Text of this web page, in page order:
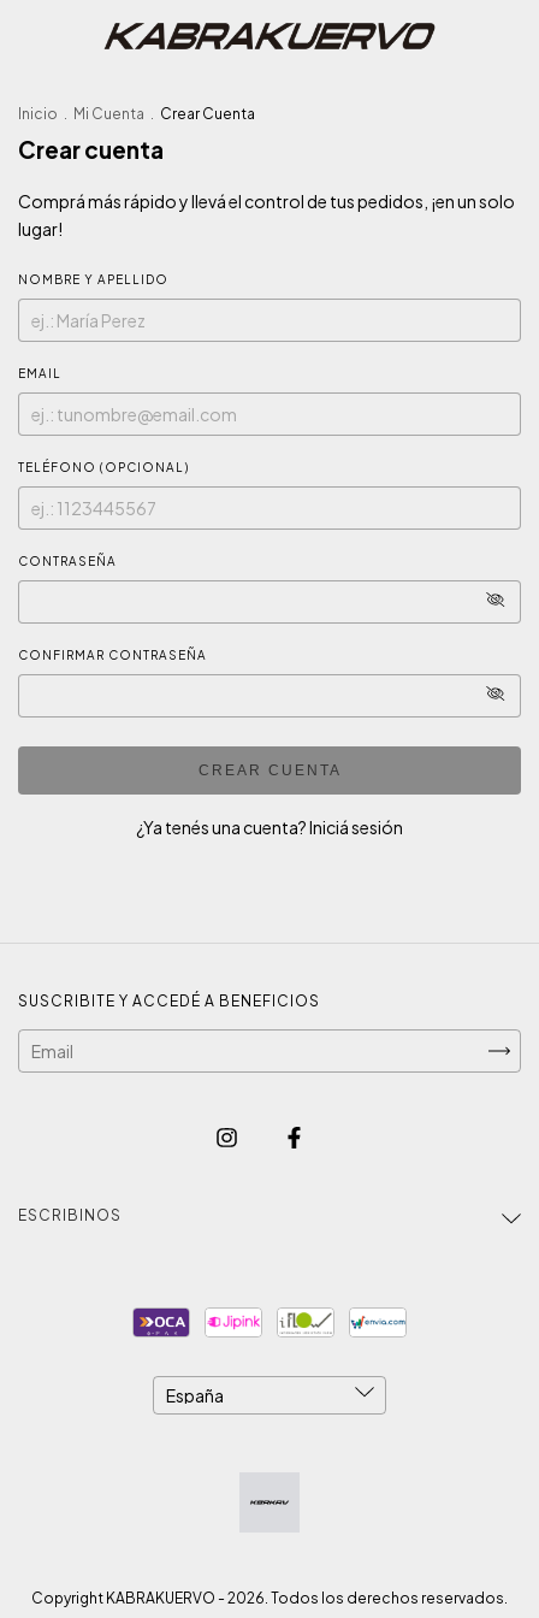
Inicio . Mi Cuenta . Crear Cuenta
Crear cuenta
Comprá más rápido y llevá el control de tus pedidos, ¡en un solo
lugar!
NOMBRE Y APELLIDO
EMAIL
TELÉFONO (OPCIONAL)
CONTRASEÑA
CONFIRMAR CONTRASEÑA
CREAR CUENTA
¿Ya tenés una cuenta?Iniciá sesión
SUSCRIBITE Y ACCEDÉ A BENEFICIOS
ESCRIBINOS
Copyright KABRAKUERVO - 2026. Todos los derechos reservados.